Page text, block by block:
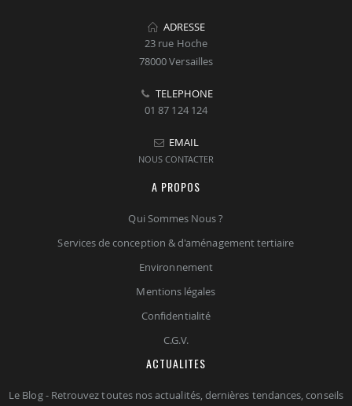
ADRESSE
23 rue Hoche
78000 Versailles
TELEPHONE
01 87 124 124
EMAIL
NOUS CONTACTER
A PROPOS
Qui Sommes Nous ?
Services de conception & d'aménagement tertiaire
Environnement
Mentions légales
Confidentialité
C.G.V.
ACTUALITES
Le Blog - Retrouvez toutes nos actualités, dernières tendances, conseils